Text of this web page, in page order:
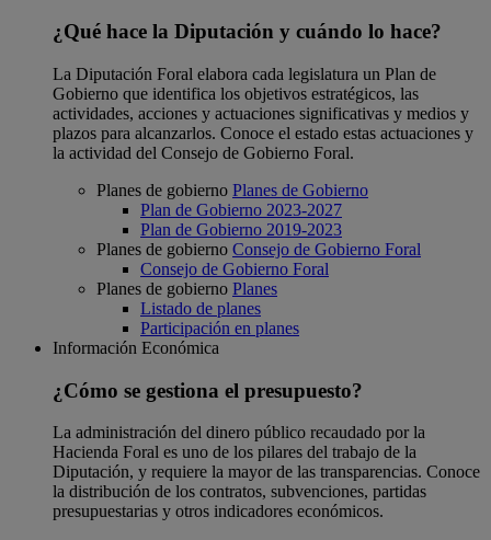
¿Qué hace la Diputación y cuándo lo hace?
La Diputación Foral elabora cada legislatura un Plan de
Gobierno que identifica los objetivos estratégicos, las
actividades, acciones y actuaciones significativas y medios y
plazos para alcanzarlos. Conoce el estado estas actuaciones y
la actividad del Consejo de Gobierno Foral.
Planes de gobierno Planes de Gobierno
Plan de Gobierno 2023-2027
Plan de Gobierno 2019-2023
Planes de gobierno Consejo de Gobierno Foral
Consejo de Gobierno Foral
Planes de gobierno Planes
Listado de planes
Participación en planes
Información Económica
¿Cómo se gestiona el presupuesto?
La administración del dinero público recaudado por la
Hacienda Foral es uno de los pilares del trabajo de la
Diputación, y requiere la mayor de las transparencias. Conoce
la distribución de los contratos, subvenciones, partidas
presupuestarias y otros indicadores económicos.